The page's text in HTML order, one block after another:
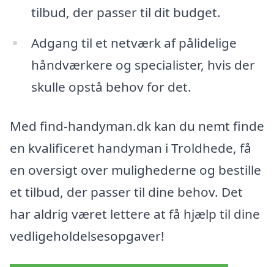
tilbud, der passer til dit budget.
Adgang til et netværk af pålidelige
håndværkere og specialister, hvis der
skulle opstå behov for det.
Med find-handyman.dk kan du nemt finde
en kvalificeret handyman i Troldhede, få
en oversigt over mulighederne og bestille
et tilbud, der passer til dine behov. Det
har aldrig været lettere at få hjælp til dine
vedligeholdelsesopgaver!